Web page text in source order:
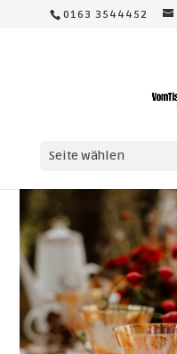
0163 3544452
Seite wählen